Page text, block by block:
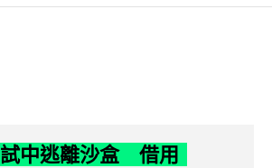
中逃離沙盒 借用